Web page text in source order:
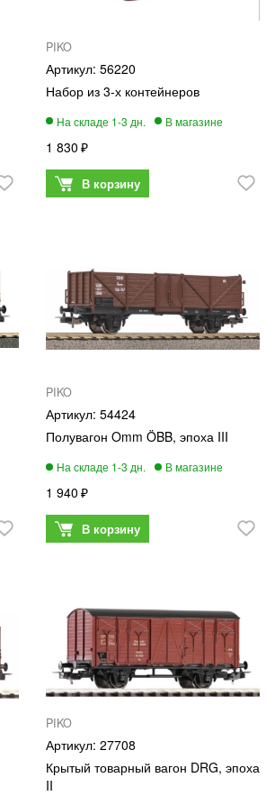
PIKO
56220
Набор из 3-х контейнеров
1 830
PIKO
54424
Полувагон Omm ÖBB, эпоха III
1 940
PIKO
27708
Крытый товарный вагон DRG, эпоха
II